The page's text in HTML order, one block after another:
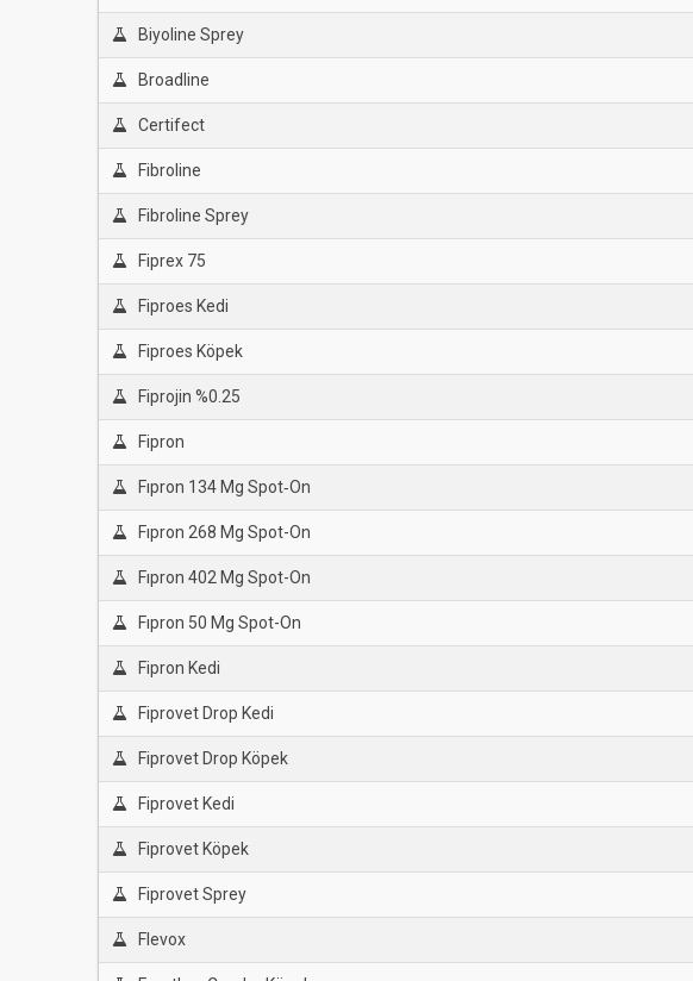
Biyoline Sprey
Broadline
Certifect
Fibroline
Fibroline Sprey
Fiprex 75
Fiproes Kedi
Fiproes Köpek
Fiprojin %0.25
Fipron
Fıpron 134 Mg Spot‐On
Fıpron 268 Mg Spot-On
Fıpron 402 Mg Spot-On
Fıpron 50 Mg Spot-On
Fipron Kedi
Fiprovet Drop Kedi
Fiprovet Drop Köpek
Fiprovet Kedi
Fiprovet Köpek
Fiprovet Sprey
Flevox